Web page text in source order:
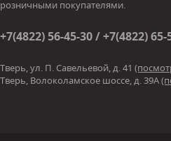
розничными покупателями.
+7(4822) 56-45-30 / +7(4822) 65-
Тверь, ул. П. Савельевой, д. 41
Тверь, Волоколамское шоссе, д. 39А